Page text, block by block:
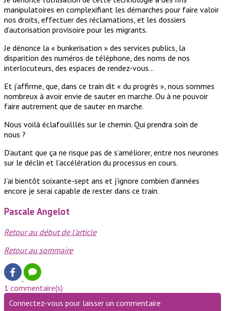
manipulatoires en complexifiant les démarches pour faire valoir
nos droits, effectuer des réclamations, et les dossiers
d’autorisation provisoire pour les migrants.
Je dénonce la « bunkerisation » des services publics, la
disparition des numéros de téléphone, des noms de nos
interlocuteurs, des espaces de rendez-vous…
Et j’affirme, que, dans ce train dit « du progrès », nous sommes
nombreux à avoir envie de sauter en marche. Ou à ne pouvoir
faire autrement que de sauter en marche.
Nous voilà éclafouilllés sur le chemin. Qui prendra soin de
nous ?
D’autant que ça ne risque pas de s’améliorer, entre nos neurones
sur le déclin et l’accélération du processus en cours.
J’ai bientôt soixante-sept ans et j’ignore combien d’années
encore je serai capable de rester dans ce train.
Pascale Angelot
Retour au début de l'article
Retour au sommaire
1 commentaire(s)
Connectez-vous pour laisser un commentaire